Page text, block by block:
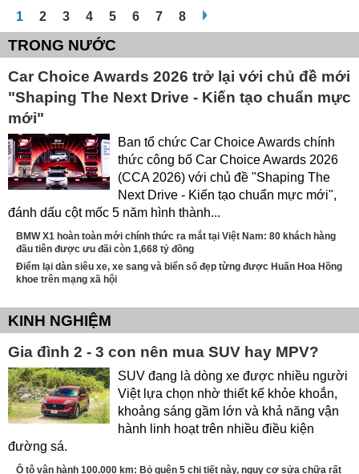
1 2 3 4 5 6 7 8
TRONG NƯỚC
Car Choice Awards 2026 trở lại với chủ đề mới
"Shaping The Next Drive - Kiến tạo chuẩn mực
mới"
Ban tổ chức Car Choice Awards chính
thức công bố Car Choice Awards 2026
(CCA 2026) với chủ đề "Shaping The
Next Drive - Kiến tạo chuẩn mực mới",
đánh dấu cột mốc 5 năm hình thành...
BMW X1 hoàn toàn mới chính thức ra mắt tại Việt Nam: 80 khách hàng
đầu tiên được ưu đãi còn 1,668 tỷ đồng
Điểm lại dàn siêu xe, xe sang và biển số đẹp từng được Huấn Hoa Hồng
khoe trên mạng xã hội
KINH NGHIỆM
Gia đình 2 - 3 con nên mua SUV hay MPV?
SUV đang là dòng xe được nhiều người
Việt lựa chọn nhờ thiết kế khỏe khoắn,
khoảng sáng gầm lớn và khả năng vận
hành linh hoạt trên nhiều điều kiện
đường sá.
Ô tô vận hành 100.000 km: Bỏ quên 5 chi tiết này, nguy cơ sửa chữa rất